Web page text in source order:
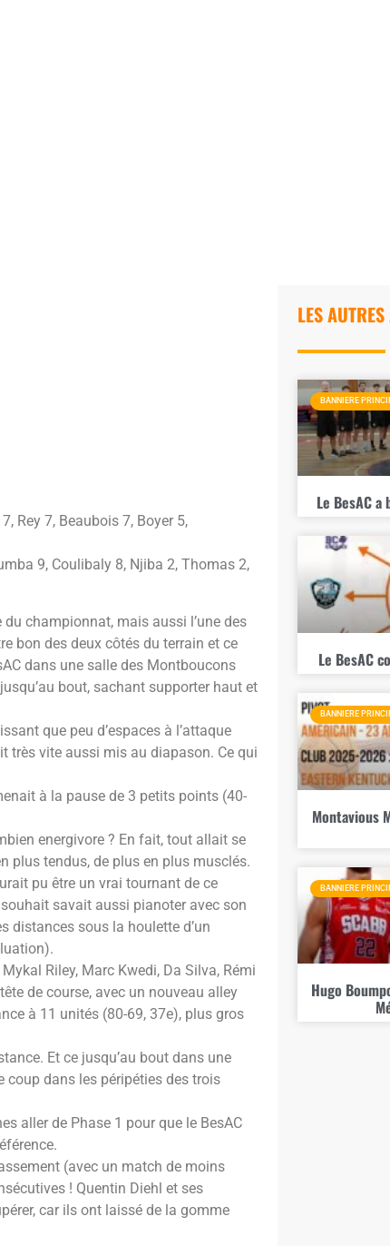
Rey 7, Beaubois 7, Boyer 5,
9, Coulibaly 8, Njiba 2, Thomas 2,
championnat, mais aussi l’une des
bon des deux côtés du terrain et ce
dans une salle des Montboucons
bout, sachant supporter haut et
que peu d’espaces à l’attaque
très vite aussi mis au diapason. Ce qui
à la pause de 3 petits points (40-
energivore ? En fait, tout allait se
plus tendus, de plus en plus musclés.
pu être un vrai tournant de ce
savait aussi pianoter avec son
distances sous la houlette d’un
Riley, Marc Kwedi, Da Silva, Rémi
de course, avec un nouveau alley
à 11 unités (80-69, 37e), plus gros
Et ce jusqu’au bout dans une
coup dans les péripéties des trois
aller de Phase 1 pour que le BesAC
(avec un match de moins
! Quentin Diehl et ses
car ils ont laissé de la gomme
LES
BANNIERE
Le BesAC
Le BesAC
BANNIERE
Montavious
BANNIERE
Hugo